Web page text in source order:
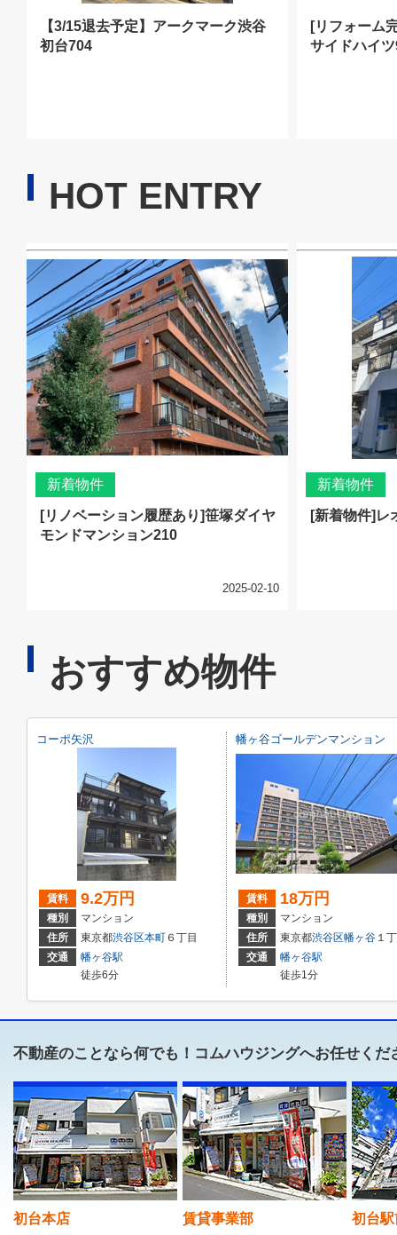
【3/15退去予定】アークマーク渋谷
初台704
[リフォーム
サイドハイ
HOT ENTRY
新着物件
[リノベーション履歴あり]笹塚ダイヤ
モンドマンション210
2025-02-10
新着物件
[新着物件]レ
おすすめ物件
コーポ矢沢
賃料 9.2万円
種別
マンション
住所
東京都渋谷区本町 ６丁目
交通
幡ヶ谷駅
徒歩6分
幡ヶ谷ゴールデンマンション
賃料 18万円
種別
マンション
住所
東京都渋谷区幡ヶ谷 １
交通
幡ヶ谷駅
徒歩1分
不動産のことなら何でも！コムハウジングへお任せくだ
初台本店 賃貸事業部 初台